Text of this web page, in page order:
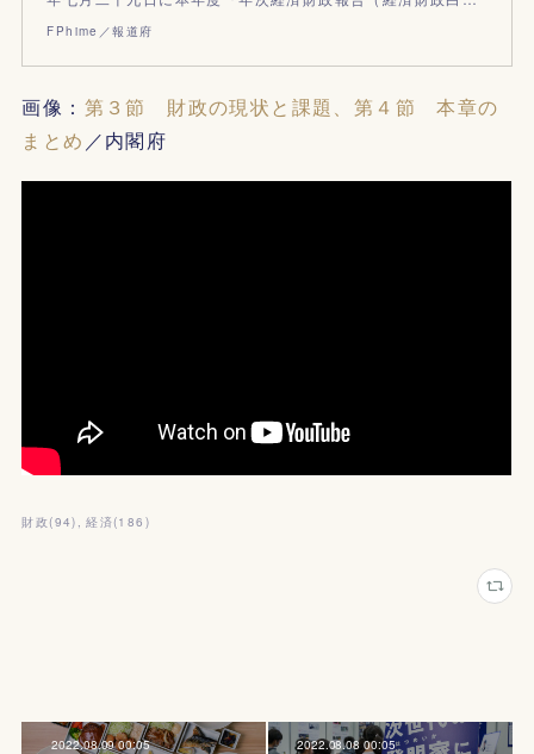
FPhime／報道府
画像： 第３節 財政の現状と課題、第４節 本章の
まとめ ／内閣府
財政 (94) 経済(186 )
2022.08.09 00:05 2022.08.08 00:05